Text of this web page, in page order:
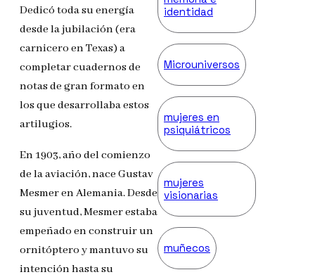
Dedicó toda su energía
desde la jubilación (era
carnicero en Texas) a
completar cuadernos de
notas de gran formato en
los que desarrollaba estos
artilugios.
En 1903, año del comienzo
de la aviación, nace Gustav
Mesmer en Alemania. Desde
su juventud, Mesmer estaba
empeñado en construir un
ornitóptero y mantuvo su
intención hasta su
identidad
Microuniversos
mujeres en
psiquiátricos
mujeres
visionarias
muñecos